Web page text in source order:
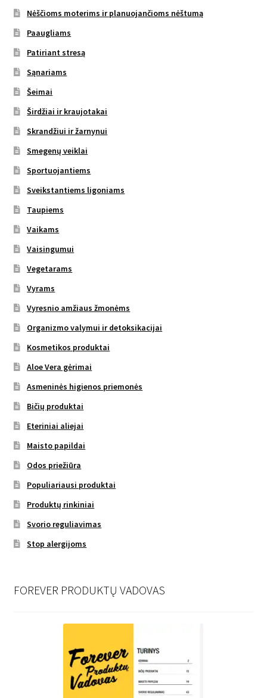
Nėščioms moterims ir planuojančioms nėštumą
Paaugliams
Patiriant stresą
Sąnariams
Šeimai
Širdžiai ir kraujotakai
Skrandžiui ir žarnynui
Smegenų veiklai
Sportuojantiems
Sveikstantiems ligoniams
Taupiems
Vaikams
Vaisingumui
Vegetarams
Vyrams
Vyresnio amžiaus žmonėms
Organizmo valymui ir detoksikacijai
Kosmetikos produktai
Aloe Vera gėrimai
Asmeninės higienos priemonės
Bičių produktai
Eteriniai aliejai
Maisto papildai
Odos priežiūra
Populiariausi produktai
Produktų rinkiniai
Svorio reguliavimas
Stop alergijoms
FOREVER PRODUKTŲ VADOVAS